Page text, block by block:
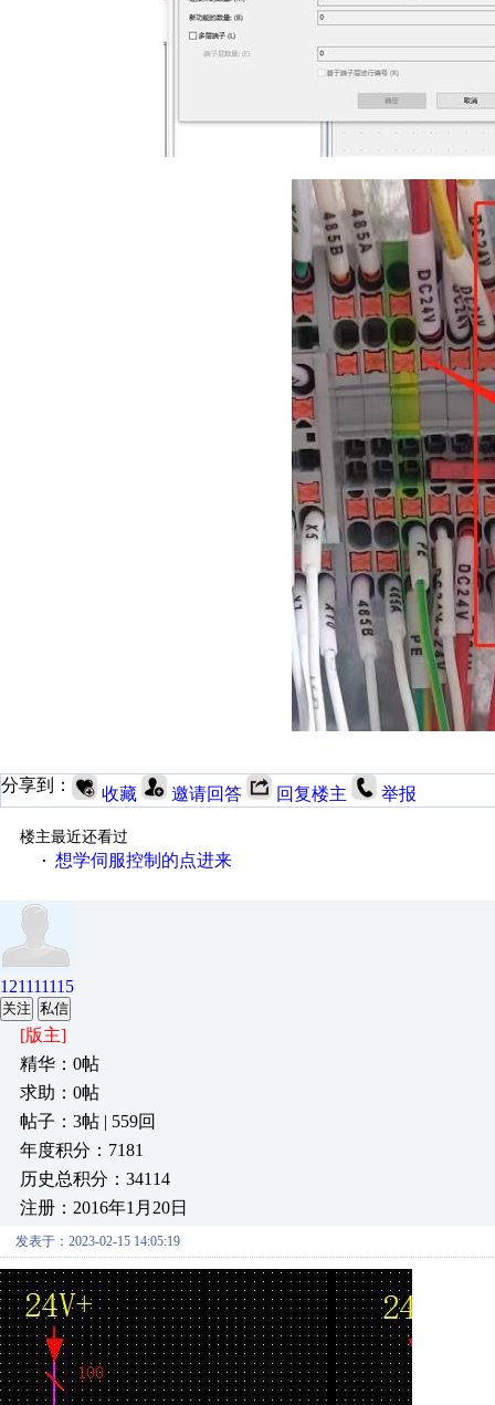
分享到： 收藏 邀请回答 回复楼主 举报
楼主最近还看过
· 想学伺服控制的点进来
121111115
关注 私信
[版主]
精华：0帖
求助：0帖
帖子：3帖 | 559回
年度积分：7181
历史总积分：34114
注册：2016年1月20日
发表于：2023-02-15 14:05:19